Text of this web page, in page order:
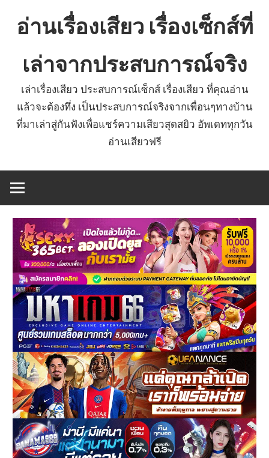
อ่านเรื่องเสียว เรื่องเซ็กส์ที่
เล่าจากประสบการณ์จริง
เล่าเรื่องเสียว ประสบการณ์เซ็กส์ เรื่องเสียว ที่คุณอ่าน
แล้วจะต้องทึ่ง เป็นประสบการณ์จริงจากเพื่อนๆทางบ้าน
ที่มาเล่าสู่กันฟังเพื่อแชร์ความเสียวสุดสยิว อัพเดททุกวัน
อ่านเสียวฟรี